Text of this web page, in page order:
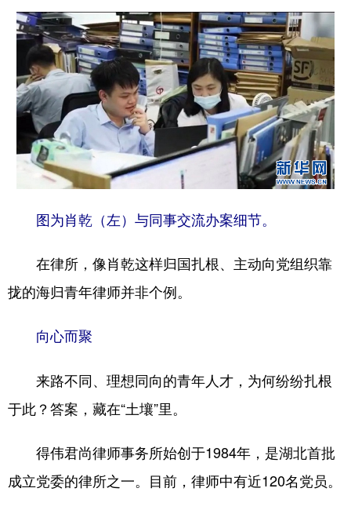
图为肖乾（左）与同事交流办案细节。
在律所，像肖乾这样归国扎根、主动向党组织靠
拢的海归青年律师并非个例。
向心而聚
来路不同、理想同向的青年人才，为何纷纷扎根
于此？答案，藏在“土壤”里。
得伟君尚律师事务所始创于1984年，是湖北首批
成立党委的律所之一。目前，律师中有近120名党员。